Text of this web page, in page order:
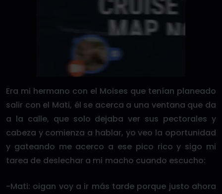
Era mi hermano con el Moises que tenían planeado
salir con el Mati, él se acerca a una ventana que da
a la calle, que solo dejaba ver sus pectorales y
cabeza y comienza a hablar, yo veo la oportunidad
y gateando me acerco a ese pico rico y sigo mi
tarea de deslechar a mi macho cuando escucho:
-Mati: oigan voy a ir más tarde porque justo ahora